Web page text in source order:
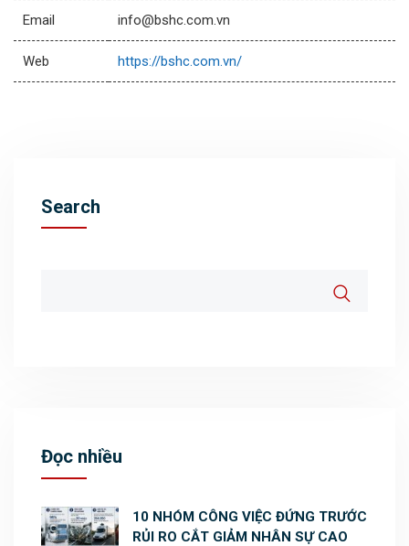
Email info@bshc.com.vn
Web https://bshc.com.vn/
Search
Đọc nhiều
10 NHÓM CÔNG VIỆC ĐỨNG TRƯỚC
RỦI RO CẮT GIẢM NHÂN SỰ CAO